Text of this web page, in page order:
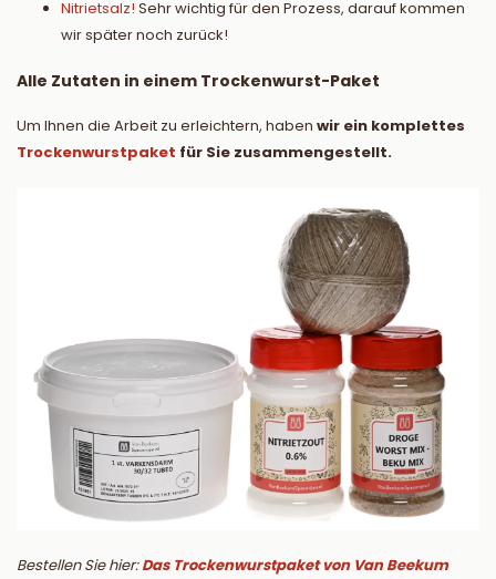
Nitrietsalz! Sehr wichtig für den Prozess, darauf kommen
wir später noch zurück!
Alle Zutaten in einem Trockenwurst-Paket
Um Ihnen die Arbeit zu erleichtern, haben wir ein komplettes
Trockenwurstpaket für Sie zusammengestellt.
Bestellen Sie hier:Das Trockenwurstpaket von Van Beekum